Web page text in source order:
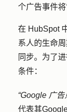
个广告事件将
在 HubSpot
系人的生命
同步。为了
条件：
“Google 广告
代表其